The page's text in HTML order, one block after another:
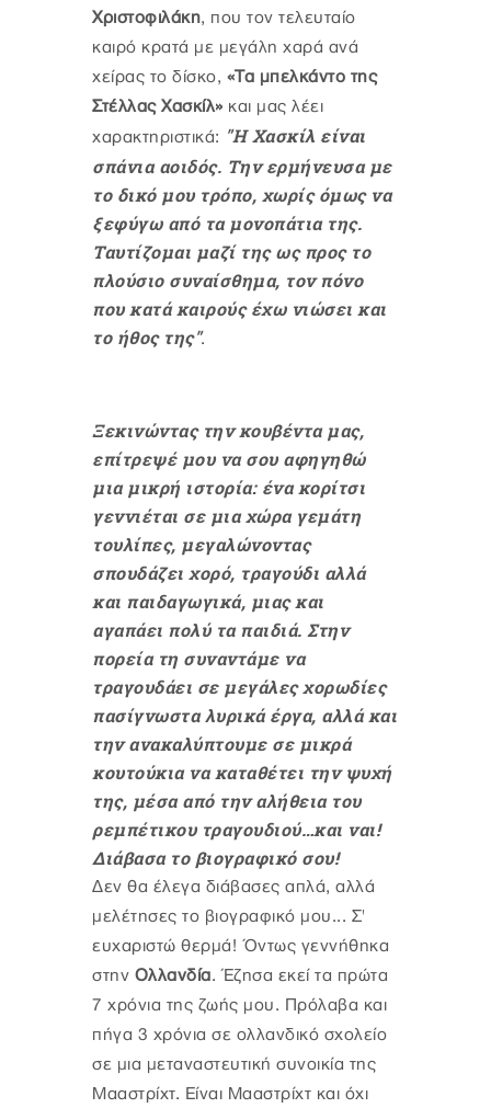
Χριστοφιλάκη, που τον τελευταίο
καιρό κρατά με μεγάλη χαρά ανά
χείρας το δίσκο, «Τα μπελκάντο της
Στέλλας Χασκίλ» και μας λέει
χαρακτηριστικά: "Η Χασκίλ είναι
σπάνια αοιδός. Την ερμήνευσα με
το δικό μου τρόπο, χωρίς όμως να
ξεφύγω από τα μονοπάτια της.
Ταυτίζομαι μαζί της ως προς το
πλούσιο συναίσθημα, τον πόνο
που κατά καιρούς έχω νιώσει και
το ήθος της".
Ξεκινώντας την κουβέντα μας,
επίτρεψέ μου να σου αφηγηθώ
μια μικρή ιστορία: ένα κορίτσι
γεννιέται σε μια χώρα γεμάτη
τουλίπες, μεγαλώνοντας
σπουδάζει χορό, τραγούδι αλλά
και παιδαγωγικά, μιας και
αγαπάει πολύ τα παιδιά. Στην
πορεία τη συναντάμε να
τραγουδάει σε μεγάλες χορωδίες
πασίγνωστα λυρικά έργα, αλλά και
την ανακαλύπτουμε σε μικρά
κουτούκια να καταθέτει την ψυχή
της, μέσα από την αλήθεια του
ρεμπέτικου τραγουδιού…και ναι!
Διάβασα το βιογραφικό σου!
Δεν θα έλεγα διάβασες απλά, αλλά
μελέτησες το βιογραφικό μου... Σ'
ευχαριστώ θερμά! Όντως γεννήθηκα
στην Ολλανδία. Έζησα εκεί τα πρώτα
7 χρόνια της ζωής μου. Πρόλαβα και
πήγα 3 χρόνια σε ολλανδικό σχολείο
σε μια μεταναστευτική συνοικία της
Μααστρίχτ. Είναι Μααστρίχτ και όχι